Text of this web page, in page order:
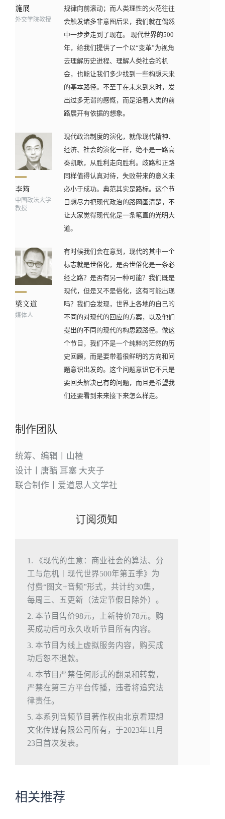
外交学院教授
规律向前滚动；而人类理性的火花往往
会触发诸多非意图后果，我们就在偶然
中一步步走到了现在。 现代世界的500
年，给我们提供了一个以“变革”为视角
去理解历史进程、理解人类社会的机
会，也能让我们多少找到一些构想未来
的基本路径。不至于在未来到来时，发
出过多无谓的感慨，而是沿着人类的前
路展开有依据的想象。
中国政法大学
教授
现代政治制度的演化，就像现代精神、
经济、社会的演化一样，绝不是一路高
奏凯歌，从胜利走向胜利。歧路和正路
同样值得认真对待，失败带来的意义未
必小于成功。典范其实是路标。这个节
目想尽力把现代政治的路网画清楚，不
让大家觉得现代化是一条笔直的光明大
道。
媒体人
有时候我们会在意到，现代的其中一个
标志就是世俗化，是否世俗化是一条必
经之路？是否有另一种可能？我们既是
现代，但是又不是俗化，这有可能出现
吗？我们会发现，世界上各地的自己的
不同的对现代的回应的方案，以及他们
提出的不同的现代的构思跟路径。做这
个节目，我们不是一个纯粹的茫然的历
史回顾，而是要带着很鲜明的方向和问
题意识出发的。这个问题意识它不只是
要回头解决已有的问题，而且是希望我
们还要看到未来接下来怎么样走。
制作团队
统筹、编辑丨山楂
设计丨唐醋 耳塞 大夹子
联合制作丨爱道思人文学社
订阅须知
1. 《现代的生意：商业社会的算法、分
工与危机丨现代世界500年第五季》为
付费“图文+音频”形式，共计约30集，
每周三、五更新（法定节假日除外）。
2. 本节目售价98元，上新特价78元。购
买成功后可永久收听节目所有内容。
3. 本节目为线上虚拟服务内容，购买成
功后恕不退款。
4. 本节目严禁任何形式的翻录和转载，
严禁在第三方平台传播，违者将追究法
律责任。
5. 本系列音频节目著作权由北京看理想
文化传媒有限公司所有，于2023年11月
23日首次发表。
相关推荐